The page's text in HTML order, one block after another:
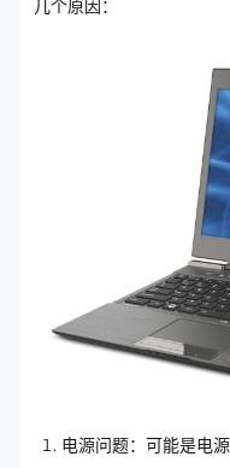
几个原因：
电源问题：可能是电